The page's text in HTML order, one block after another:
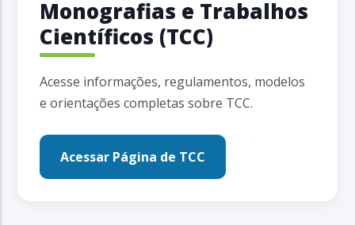
Monografias e Trabalhos
Científicos (TCC)
Acesse informações, regulamentos, modelos
e orientações completas sobre TCC.
Acessar Página de TCC